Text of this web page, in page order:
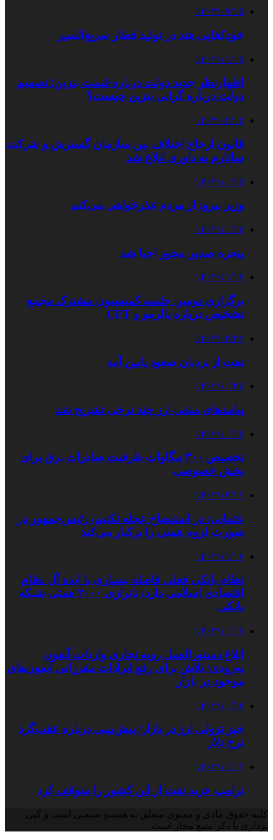
۱۴۰۳/۰۹/۱۵
خودکفایی هند در تولید قطار سریع‌السیر
۱۴۰۲/۱۱/۰۹
اظهارنظر جدید دولت درباره قیمت بنزین؛ تصمیم
دولت درباره گرانی بنزین چیست؟
۱۴۰۴/۰۳/۰۴
قانون ارجاع اختلاف بین سازمان گسترش و شرکت
ساتارم به داوری ابلاغ شد
۱۴۰۲/۱۰/۱۵
وزیر نیرو: از مردم عذرخواهی می‌کنم
۱۴۰۲/۱۰/۱۷
پنجره صدور مجوز احیا شد
۱۴۰۲/۱۱/۱۶
برگزاری دومین جلسه کمیسیون مشترک مجمع
تشخیص درباره پالرمو و CFT
۱۴۰۴/۰۳/۲۱
نفت از نردبان صعود پایین آمد
۱۴۰۲/۱۰/۲۷
پیامدهای منفی ارز چند نرخی تشریح شد
۱۴۰۲/۱۰/۱۶
تخصیص ۳۰۰ مگاوات ظرفیت صادرات برق برای
بخش خصوصی
۱۴۰۲/۱۲/۱۱
عثمانی: در استیضاح عجله نکنیم/ رئیس‌جمهور در
صورت لزوم همتی را برکنار می‌کند
۱۴۰۲/۱۱/۰۶
نظام بانکی فعلی فاصله بسیاری با ایده آل نظام
اقتصادی اسلامی دارد/ ناترازی ۲۰۰۰ همتی شبکه
بانکی
۱۴۰۳/۱۰/۰۹
ابلاغ دستورالعمل رویه تجاری واردات آیفون
به‌زودی/ تلاش برای رفع ایرادات مقرراتی آیفون‌های
موجود در بازار
۱۴۰۲/۱۰/۱۴
خیز نزولی ارز در بازار/ پیش‌بینی درباره عقب‌گرد
نرخ دلار
۱۴۰۲/۱۱/۰۱
ترامپ خرید نفت از این کشور را متوقف کرد
کلیه حقوق مادی و معنوی متعلق به همسو صنعتی است و کپی
برداری با ذکر منبع مجاز است